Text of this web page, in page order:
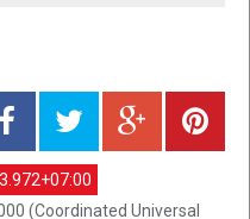
(Coordinated Universal